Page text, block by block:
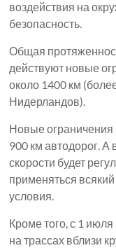
воздействия на
безопасность.
Общая
действуют новые
около 1400 км
Нидерландов).
Новые ограничения
900 км автодорог. А
скорости будет
применяться
условия.
Кроме того, с 1
на трассах вблизи